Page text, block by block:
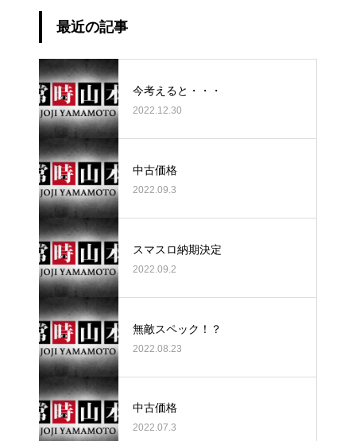
最近の記事
今考えると・・・
2022.12.30
中古価格
2022.09.3
スマスロ納期決定
2022.09.2
無敵スペック！？
2022.08.23
中古価格
2022.07.3